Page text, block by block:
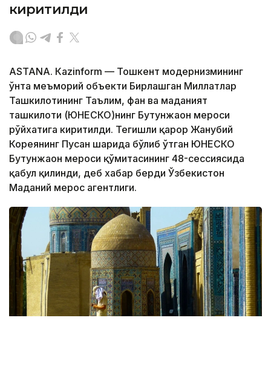
киритилди
ASTANА. Кazinform — Тошкент модернизмининг
ўнта меъморий объекти Бирлашган Миллатлар
Ташкилотининг Таълим, фан ва маданият
ташкилоти (ЮНEСКО)нинг Бутунжаҳон мероси
рўйхатига киритилди. Тегишли қарор Жанубий
Кореянинг Пусан ​​шаҳрида бўлиб ўтган ЮНEСКО
Бутунжаҳон мероси қўмитасининг 48-сессиясида
қабул қилинди, деб хабар берди Ўзбекистон
Маданий мерос агентлиги.